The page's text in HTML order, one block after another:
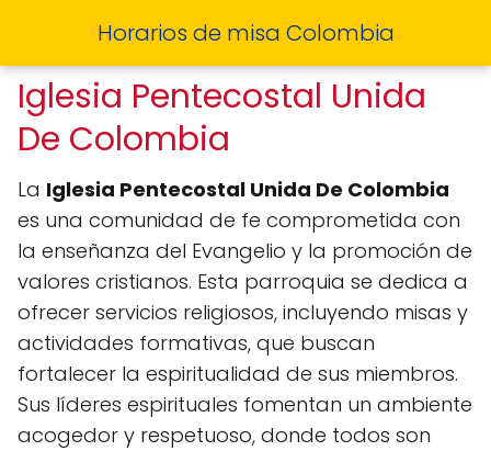
Horarios de misa Colombia
Iglesia Pentecostal Unida
De Colombia
La Iglesia Pentecostal Unida De Colombia
es una comunidad de fe comprometida con
la enseñanza del Evangelio y la promoción de
valores cristianos. Esta parroquia se dedica a
ofrecer servicios religiosos, incluyendo misas y
actividades formativas, que buscan
fortalecer la espiritualidad de sus miembros.
Sus líderes espirituales fomentan un ambiente
acogedor y respetuoso, donde todos son